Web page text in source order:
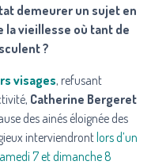
demeurer un sujet en
vieillesse où tant de
?
visages, refusant
Catherine Bergeret
des ainés éloignée des
interviendront lors d’un
7 et dimanche 8